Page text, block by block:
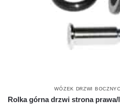
WÓZEK DRZWI
Rolka górna drzwi strona prawa/